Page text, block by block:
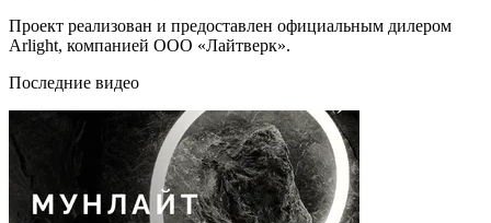
Проект реализован и предоставлен официальным дилером
Arlight, компанией ООО «Лайтверк».
Последние видео